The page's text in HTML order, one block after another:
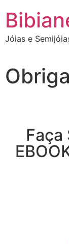
Jóias e
Faça